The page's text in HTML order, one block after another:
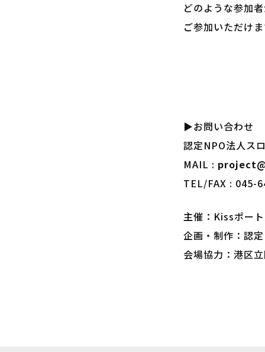
どのような参加
ご参加いただけ
▶お問い合わせ
認定NPO法人ス
MAIL :
TEL/FAX : 045-
主催：Kissポー
企画・制作：認
会場協力：港区